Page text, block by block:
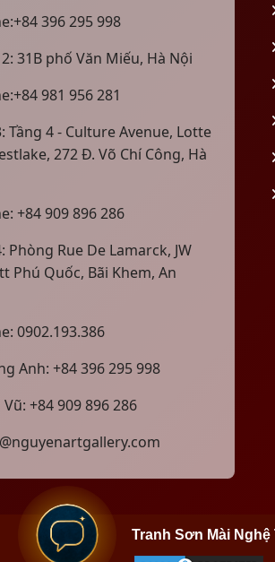
396 295 998
31B phố Văn Miếu, Hà Nội
981 956 281
Tầng 4 - Culture Avenue, Lotte
272 Đ. Võ Chí Công, Hà
+84 909 896 286
Phòng Rue De Lamarck, JW
Phú Quốc, Bãi Khem, An
0902.193.386
Anh: +84 396 295 998
+84 909 896 286
Tranh Sơn Mài Nghệ